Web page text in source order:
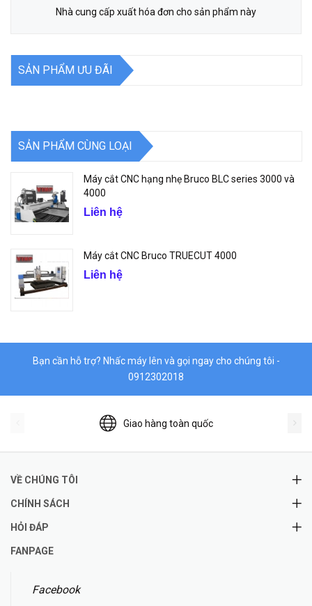
Nhà cung cấp xuất hóa đơn cho sản phẩm này
SẢN PHẨM ƯU ĐÃI
SẢN PHẨM CÙNG LOẠI
Máy cắt CNC hạng nhẹ Bruco BLC series 3000 và
4000
Liên hệ
Máy cắt CNC Bruco TRUECUT 4000
Liên hệ
Bạn cần hỗ trợ? Nhấc máy lên và gọi ngay cho chúng tôi -
0912302018
Giao hàng toàn quốc
VỀ CHÚNG TÔI
CHÍNH SÁCH
HỎI ĐÁP
FANPAGE
Facebook